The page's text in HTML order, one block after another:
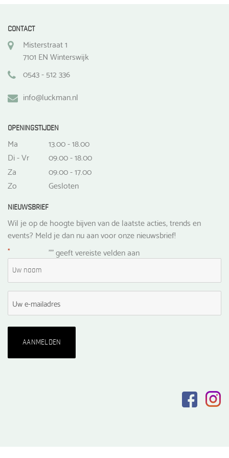
CONTACT
Misterstraat 1
7101 EN Winterswijk
0543 - 512 336
info@luckman.nl
OPENINGSTIJDEN
Ma
13.00 - 18.00
Di - Vr
09.00 - 18.00
Za
09.00 - 17.00
Zo
Gesloten
NIEUWSBRIEF
Wil je op de hoogte bijven van de laatste acties, trends en
events? Meld je dan nu aan voor onze nieuwsbrief!
"
* " geeft vereiste velden aan